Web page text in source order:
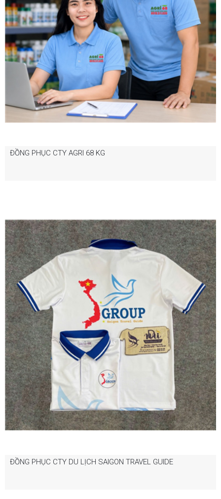
ĐỒNG PHỤC CTY AGRI 68 KG
ĐỒNG PHỤC CTY DU LỊCH SAIGON TRAVEL GUIDE